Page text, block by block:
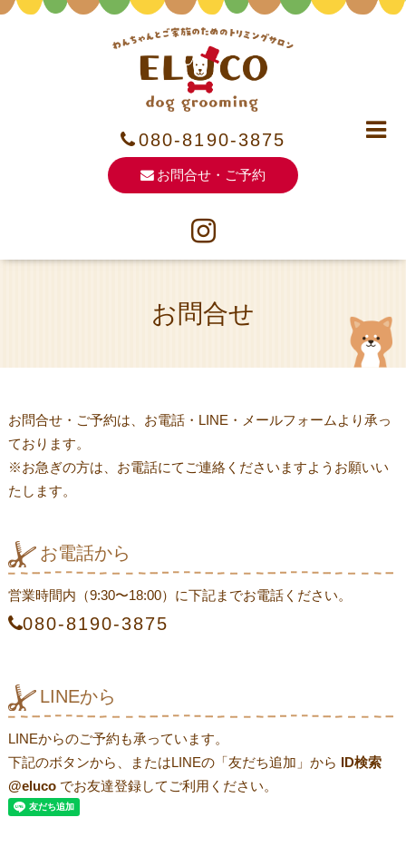
080-8190-3875
お問合せ・ご予約
お問合せ
お問合せ・ご予約は、お電話・LINE・メールフォームより承っ
ております。
※お急ぎの方は、お電話にてご連絡くださいますようお願いい
たします。
お電話から
営業時間内（9:30〜18:00）に下記までお電話ください。
080-8190-3875
LINEから
LINEからのご予約も承っています。
下記のボタンから、またはLINEの「友だち追加」から
ID検索
@elucoでお友達登録してご利用ください。